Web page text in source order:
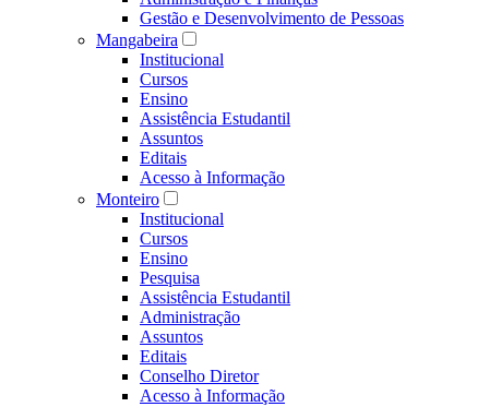
Gestão e Desenvolvimento de Pessoas
Mangabeira
Institucional
Cursos
Ensino
Assistência Estudantil
Assuntos
Editais
Acesso à Informação
Monteiro
Institucional
Cursos
Ensino
Pesquisa
Assistência Estudantil
Administração
Assuntos
Editais
Conselho Diretor
Acesso à Informação